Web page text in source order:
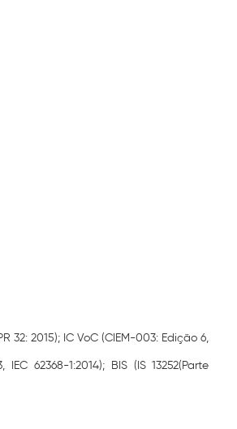
32: 2015); IC VoC (CIEM-003: Edição 6,
62368-1:2014); BIS (IS 13252(Parte